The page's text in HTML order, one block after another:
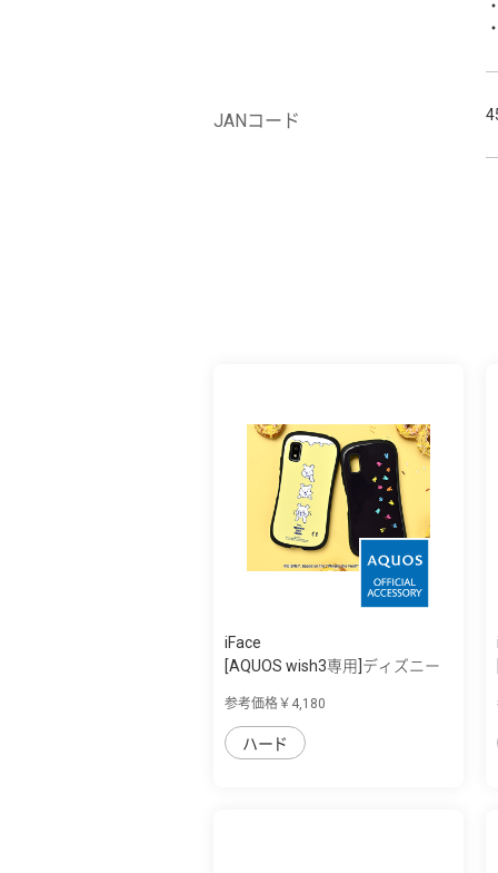
JANコード
iFace
[AQUOS wish3専用]ディズニー
参考価格￥4,180
ハード